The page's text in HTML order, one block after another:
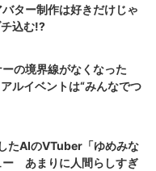
ター制作は好きだけじゃ
込む!?
の境界線がなくなった
ルイベントは“みんなでつ
たAIのVTuber「ゆめみな
ー あまりに人間らしすぎ